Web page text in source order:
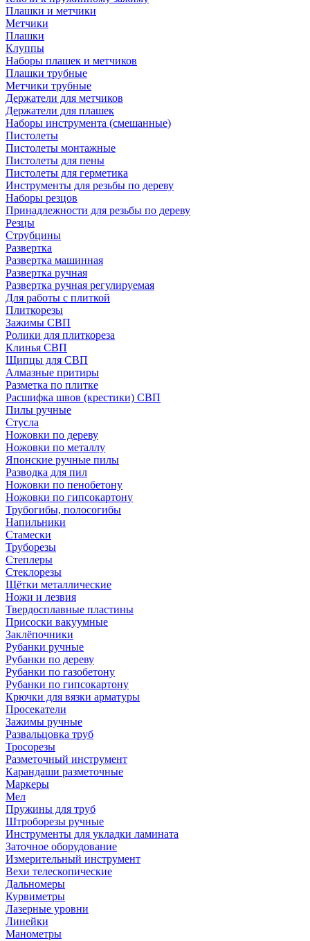
Плашки и метчики
Метчики
Плашки
Клуппы
Наборы плашек и метчиков
Плашки трубные
Метчики трубные
Держатели для метчиков
Держатели для плашек
Наборы инструмента (смешанные)
Пистолеты
Пистолеты монтажные
Пистолеты для пены
Пистолеты для герметика
Инструменты для резьбы по дереву
Наборы резцов
Принадлежности для резьбы по дереву
Резцы
Струбцины
Развертка
Развертка машинная
Развертка ручная
Развертка ручная регулируемая
Для работы с плиткой
Плиткорезы
Зажимы СВП
Ролики для плиткореза
Клинья СВП
Щипцы для СВП
Алмазные притиры
Разметка по плитке
Расшифка швов (крестики) СВП
Пилы ручные
Стусла
Ножовки по дереву
Ножовки по металлу
Японские ручные пилы
Разводка для пил
Ножовки по пенобетону
Ножовки по гипсокартону
Трубогибы, полосогибы
Напильники
Стамески
Труборезы
Степлеры
Стеклорезы
Щётки металлические
Ножи и лезвия
Твердосплавные пластины
Присоски вакуумные
Заклёпочники
Рубанки ручные
Рубанки по дереву
Рубанки по газобетону
Рубанки по гипсокартону
Крючки для вязки арматуры
Просекатели
Зажимы ручные
Развальцовка труб
Тросорезы
Разметочный инструмент
Карандаши разметочные
Маркеры
Мел
Пружины для труб
Штроборезы ручные
Инструменты для укладки ламината
Заточное оборудование
Измерительный инструмент
Вехи телескопические
Дальномеры
Курвиметры
Лазерные уровни
Линейки
Манометры